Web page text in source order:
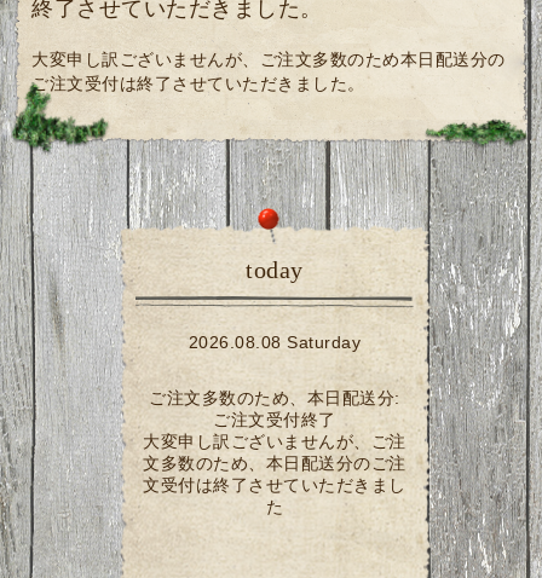
終了させていただきました。
大変申し訳ございませんが、ご注文多数のため本日配送分の
ご注文受付は終了させていただきました。
today
2026.08.08 Saturday
ご注文多数のため、本日配送分:
ご注文受付終了
大変申し訳ございませんが、ご注
文多数のため、本日配送分のご注
文受付は終了させていただきまし
た